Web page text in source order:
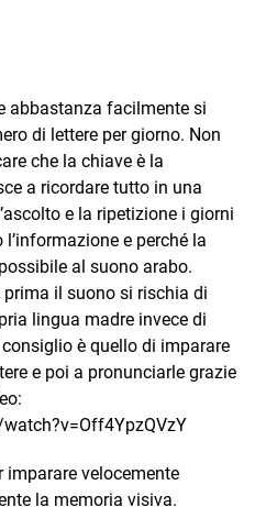
abbastanza facilmente si
di lettere per giorno. Non
che la chiave è la
a ricordare tutto in una
e la ripetizione i giorni
e perché la
al suono arabo.
il suono si rischia di
lingua madre invece di
è quello di imparare
e poi a pronunciarle grazie
velocemente
la memoria visiva.